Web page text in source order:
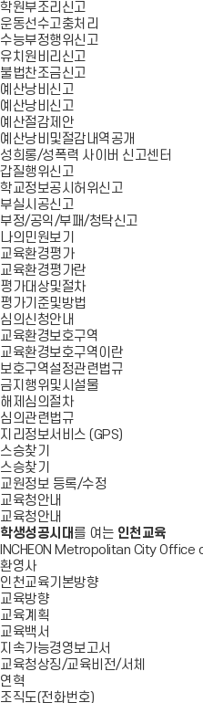
학원부조리신고
운동선수고충처리
수능부정행위신고
유치원비리신고
불법찬조금신고
예산낭비신고
예산낭비신고
예산절감제안
예산낭비및절감내역공개
성희롱/성폭력 사이버 신고센터
갑질행위신고
학교정보공시허위신고
부실시공신고
부정/공익/부패/청탁신고
나의민원보기
교육환경평가
교육환경평가란
평가대상및절차
평가기준및방법
심의신청안내
교육환경보호구역
교육환경보호구역이란
보호구역설정관련법규
금지행위및시설물
해제심의절차
심의관련법규
지리정보서비스 (GPS)
스승찾기
스승찾기
교원정보 등록/수정
교육청안내
교육청안내
학생성공시대 를 여는 인천교육
INCHEON Metropolitan City Office
환영사
인천교육기본방향
교육방향
교육계획
교육백서
지속가능경영보고서
교육청상징/교육비전/서체
연혁
조직도(전화번호)